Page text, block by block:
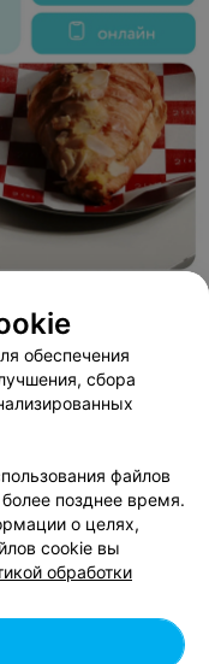
обеспечения
сбора
файлов
позднее время.
о целях,
cookie вы
обработки